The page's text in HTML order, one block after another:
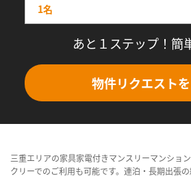
あと１ステップ！簡
物件リクエスト
三重エリアの家具家電付きマンスリーマンショ
クリーでのご利用も可能です。連泊・長期出張